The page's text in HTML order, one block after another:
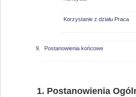
Korzystanie z działu Praca
Postanowienia końcowe
Postanowienia